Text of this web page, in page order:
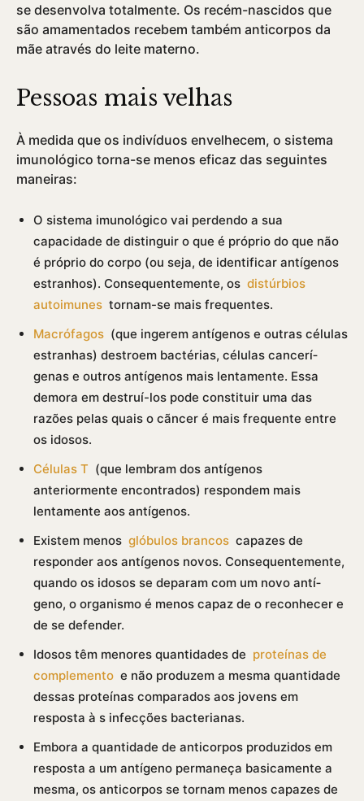
se desenvolva totalmente. Os recém-nascidos que
são amamentados recebem também anticorpos da
mãe através do leite materno.
Pessoas mais velhas
À medida que os indiví­duos envelhecem, o sistema
imunológico torna-se menos eficaz das seguintes
maneiras:
O sistema imunológico vai perdendo a sua
capacidade de distinguir o que é próprio do que não
é próprio do corpo (ou seja, de identificar antí­genos
estranhos). Consequentemente, os distúrbios
autoimunes tornam-se mais frequentes.
Macrófagos (que ingerem antí­genos e outras células
estranhas) destroem bactérias, células cancerí­
genas e outros antí­genos mais lentamente. Essa
demora em destruí­-los pode constituir uma das
razões pelas quais o cãncer é mais frequente entre
os idosos.
Células T (que lembram dos antí­genos
anteriormente encontrados) respondem mais
lentamente aos antí­genos.
Existem menos glóbulos brancos capazes de
responder aos antí­genos novos. Consequentemente,
quando os idosos se deparam com um novo antí­
geno, o organismo é menos capaz de o reconhecer e
de se defender.
Idosos têm menores quantidades de proteí­nas de
complemento e não produzem a mesma quantidade
dessas proteí­nas comparados aos jovens em
resposta à s infecções bacterianas.
Embora a quantidade de anticorpos produzidos em
resposta a um antí­geno permaneça basicamente a
mesma, os anticorpos se tornam menos capazes de